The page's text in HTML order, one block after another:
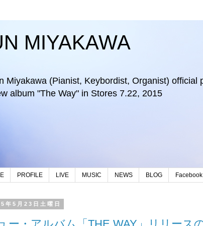
MIYAKAWA
Miyakawa (Pianist, Keybordist, Organist) official
album "The Way" in Stores 7.22, 2015
PROFILE LIVE MUSIC NEWS BLOG Facebook
年5月23日土曜日